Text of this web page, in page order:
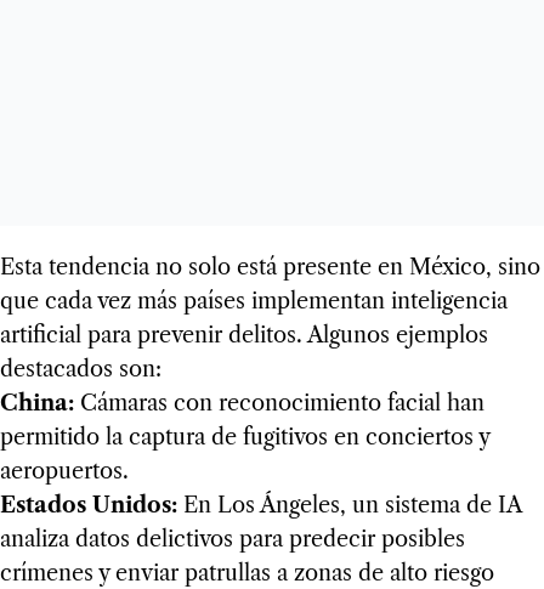
Esta tendencia no solo está presente en México, sino
que cada vez más países implementan inteligencia
artificial para prevenir delitos. Algunos ejemplos
destacados son:
China: Cámaras con reconocimiento facial han
permitido la captura de fugitivos en conciertos y
aeropuertos.
Estados Unidos: En Los Ángeles, un sistema de IA
analiza datos delictivos para predecir posibles
crímenes y enviar patrullas a zonas de alto riesgo